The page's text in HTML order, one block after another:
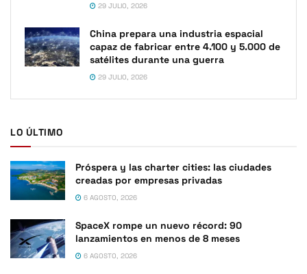
29 JULIO, 2026
China prepara una industria espacial
capaz de fabricar entre 4.100 y 5.000 de
satélites durante una guerra
29 JULIO, 2026
LO ÚLTIMO
Próspera y las charter cities: las ciudades
creadas por empresas privadas
6 AGOSTO, 2026
SpaceX rompe un nuevo récord: 90
lanzamientos en menos de 8 meses
6 AGOSTO, 2026